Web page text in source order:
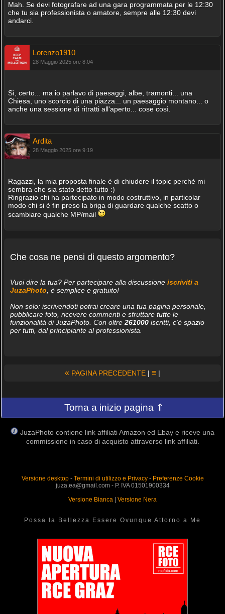
Mah. Se devi fotografare ad una gara programmata per le 12:30
che tu sia professionista o amatore, sempre alle 12:30 devi
andarci.
Lorenzo1910
28 Maggio 2025 ore 8:04
Sì, certo... ma io parlavo di paesaggi, albe, tramonti... una
Chiesa, uno scorcio di una piazza... un paesaggio montano... o
anche una sessione di ritratti all'aperto... cose così.
Ardita
28 Maggio 2025 ore 9:19
Ragazzi, la mia proposta finale è di chiudere il topic perchè mi
sembra che sia stato detto tutto :)
Ringrazio chi ha partecipato in modo costruttivo, in particolar
modo chi si è fin preso la briga di guardare qualche scatto o
scambiare qualche MP/mail
Che cosa ne pensi di questo argomento?
Vuoi dire la tua? Per partecipare alla discussione iscriviti a
JuzaPhoto , è semplice e gratuito!
Non solo: iscrivendoti potrai creare una tua pagina personale,
pubblicare foto, ricevere commenti e sfruttare tutte le
funzionalità di JuzaPhoto. Con oltre 261000iscritti, c'è spazio
per tutti, dal principiante al professionista.
« PAGINA PRECEDENTE | ≡ |
Torna a inizio pagina ⇑
JuzaPhoto contiene link affiliati Amazon ed Ebay e riceve una
commissione in caso di acquisto attraverso link affiliati.
Versione desktop- Termini di utilizzo e Privacy- Preferenze Cookie
juza.ea@gmail.com - P. IVA 01501900334
Versione Bianca | Versione Nera
Possa la Bellezza Essere Ovunque Attorno a Me